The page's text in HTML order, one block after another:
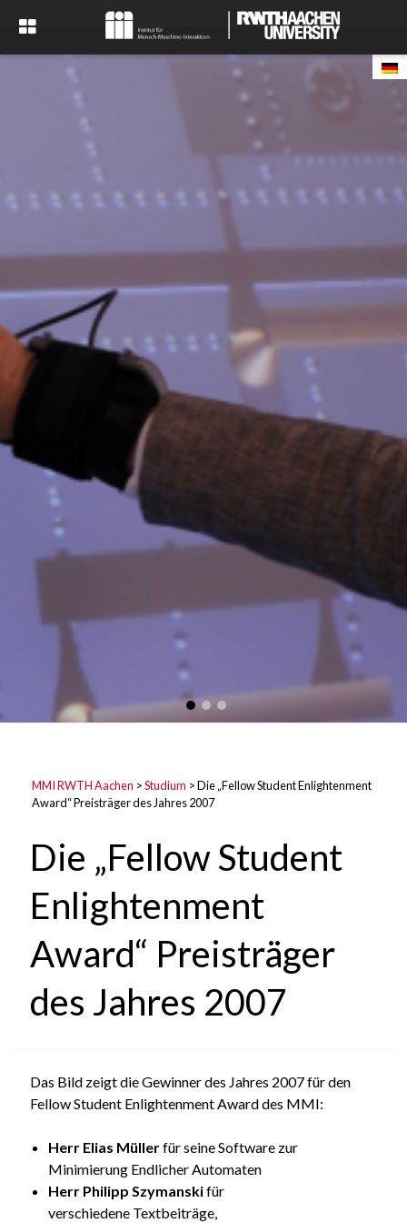
MMI RWTH Aachen >Studium >Die „Fellow Student Enlightenment
Award“ Preisträger des Jahres 2007
Die „Fellow Student
Enlightenment
Award“ Preisträger
des Jahres 2007
Das Bild zeigt die Gewinner des Jahres 2007 für den
Fellow Student Enlightenment Award des MMI:
Herr Elias Müllerfür seine Software zur
Minimierung Endlicher Automaten
Herr Philipp Szymanskifür
verschiedene Textbeiträge,